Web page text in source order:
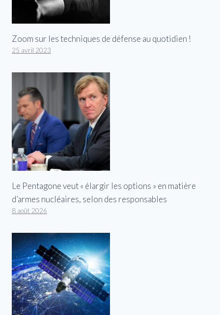
Zoom sur les techniques de défense au quotidien !
25 avril 2023
Le Pentagone veut « élargir les options » en matière
d’armes nucléaires, selon des responsables
8 août 2026